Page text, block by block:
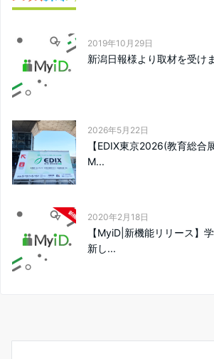
2019年10月29日
新潟日報様より取材を受け
2026年5月22日
【EDIX東京2026(教育総合
M...
2020年2月18日
【MyiD|新機能リリース】
新し...